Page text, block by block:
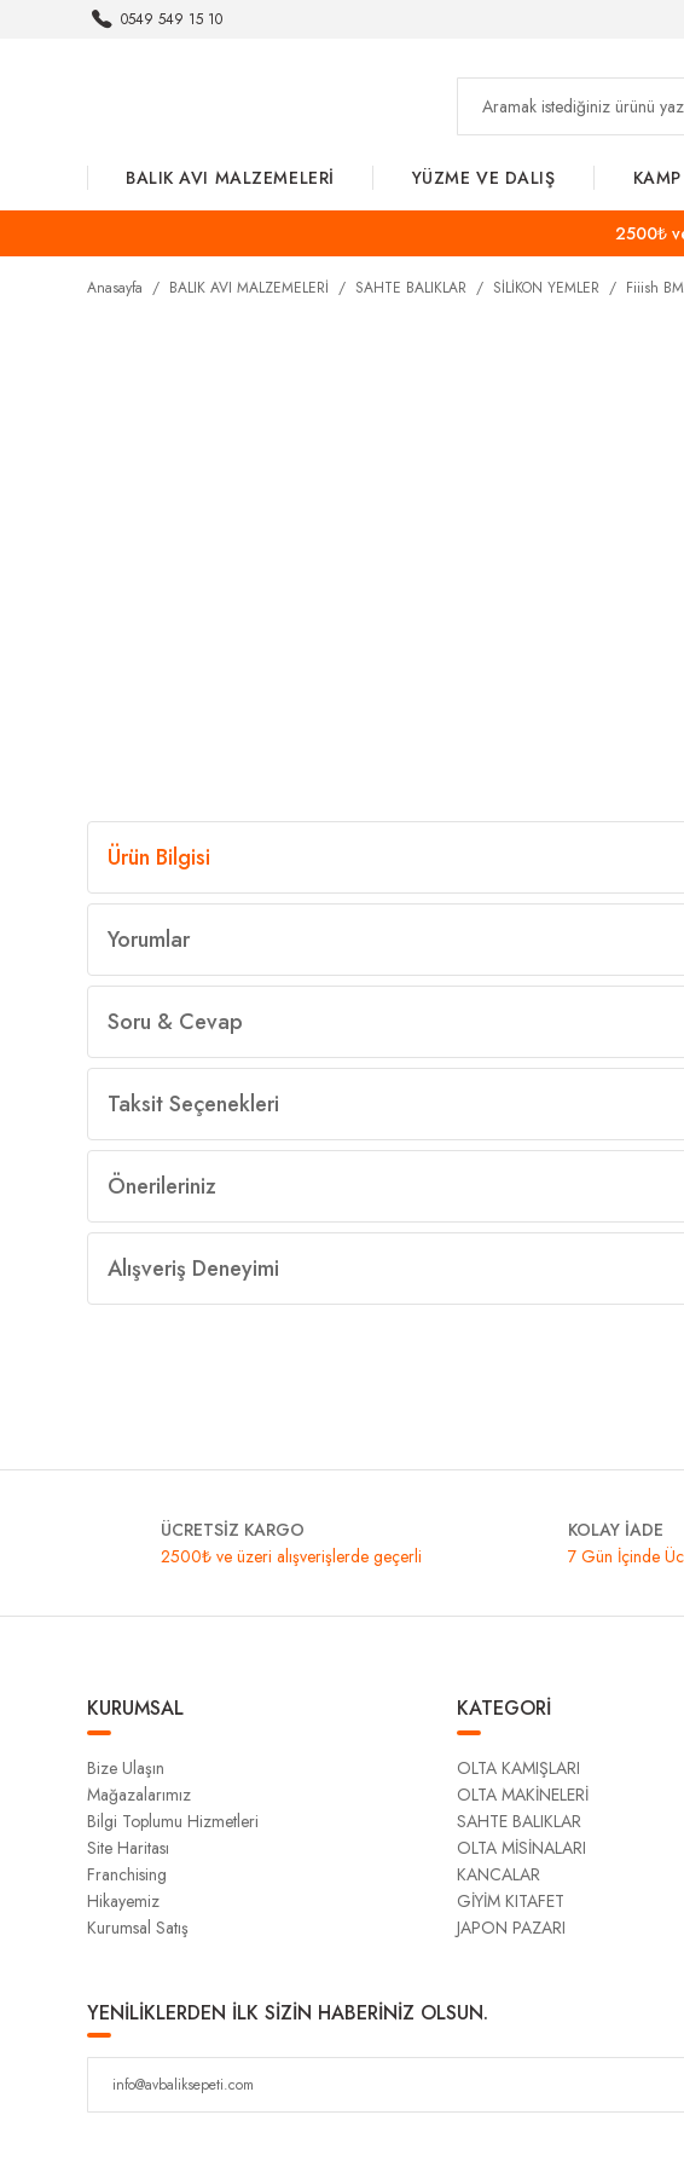
0549 549 15 10
BALIK AVI MALZEMELERİ YÜZME VE DALIŞ
2500₺
Anasayfa BALIK AVI MALZEMELERİ SAHTE BALIKLAR SİLİKON YEMLER Fiiish
Ürün Bilgisi
Yorumlar
Soru & Cevap
Taksit Seçenekleri
Önerileriniz
Alışveriş Deneyimi
ÜCRETSİZ KARGO
2500₺ ve üzeri alışverişlerde geçerli
KOLAY İADE
7 Gün İçinde
KURUMSAL
Bize Ulaşın
Mağazalarımız
Bilgi Toplumu Hizmetleri
Site Haritası
Franchising
Hikayemiz
Kurumsal Satış
KATEGORİ
OLTA KAMIŞLARI
OLTA MAKİNELERİ
SAHTE BALIKLAR
OLTA MİSİNALARI
KANCALAR
GİYİM KITAFET
JAPON PAZARI
YENİLİKLERDEN İLK SİZİN HABERİNİZ OLSUN.